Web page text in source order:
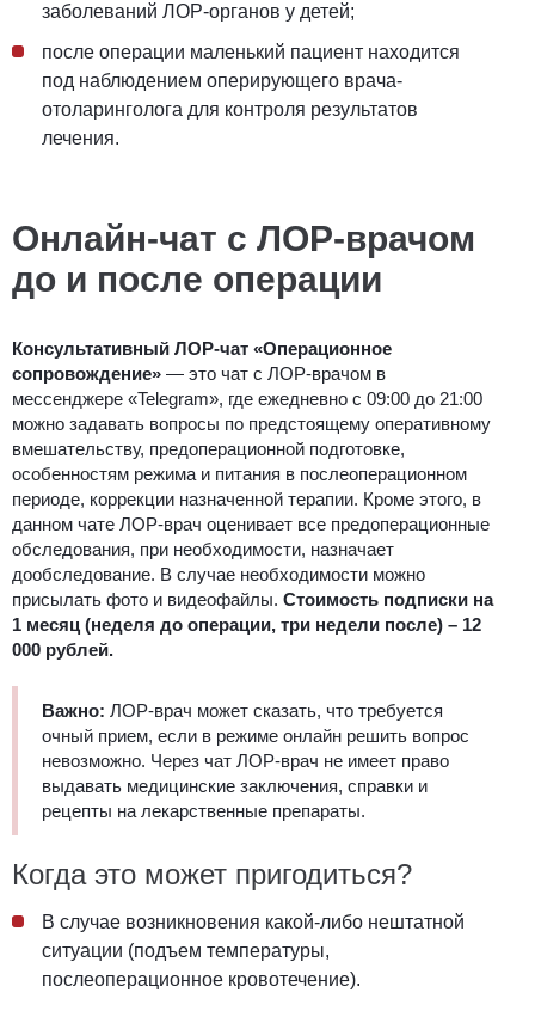
заболеваний ЛОР-органов у детей;
после операции маленький пациент находится
под наблюдением оперирующего врача-
отоларинголога для контроля результатов
лечения.
Онлайн-чат с ЛОР-врачом
до и после операции
Консультативный ЛОР-чат «Операционное
сопровождение» — это чат с ЛОР-врачом в
мессенджере «Telegram», где ежедневно с 09:00 до 21:00
можно задавать вопросы по предстоящему оперативному
вмешательству, предоперационной подготовке,
особенностям режима и питания в послеоперационном
периоде, коррекции назначенной терапии. Кроме этого, в
данном чате ЛОР-врач оценивает все предоперационные
обследования, при необходимости, назначает
дообследование. В случае необходимости можно
присылать фото и видеофайлы. Стоимость подписки на
1 месяц (неделя до операции, три недели после) – 12
000 рублей.
Важно: ЛОР-врач может сказать, что требуется
очный прием, если в режиме онлайн решить вопрос
невозможно. Через чат ЛОР-врач не имеет право
выдавать медицинские заключения, справки и
рецепты на лекарственные препараты.
Когда это может пригодиться?
В случае возникновения какой-либо нештатной
ситуации (подъем температуры,
послеоперационное кровотечение).